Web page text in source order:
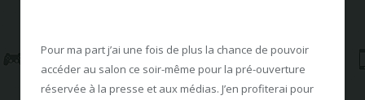
Pour ma part j’ai une fois de plus la chance de pouvoir
accéder au salon ce soir-même pour la pré-ouverture
réservée à la presse et aux médias. J’en profiterai pour